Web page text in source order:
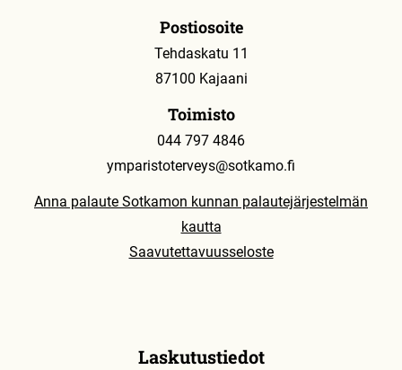
Postiosoite
Tehdaskatu 11
87100 Kajaani
Toimisto
044 797 4846
ymparistoterveys@sotkamo.fi
Anna palaute Sotkamon kunnan palautejärjestelmän
kautta
Saavutettavuusseloste
Laskutustiedot